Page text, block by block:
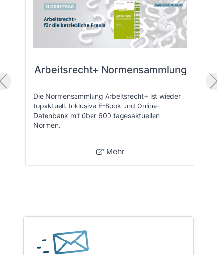
Arbeitsrecht+ Normensammlung
Die Normensammlung Arbeitsrecht+ ist wieder
topaktuell. Inklusive E-Book und Online-
Datenbank mit über 600 tagesaktuellen
Normen.
Mehr